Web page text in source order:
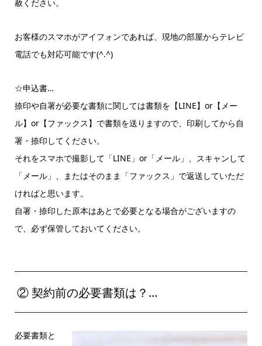
赦ください。
お客様のスマホがアイフォンであれば、現地の部屋からテレビ
電話でも対応可能です(^.^)
☆申込書…
捺印や自署が必要な書類に関しては書類を【LINE】or【メー
ル】or【ファックス】で書類を送りますので、印刷してから自
署・捺印してください。
それをスマホで撮影して「LINE」or「メール」、スキャンして
「メール」、またはそのまま「ファックス」で返送していただ
ければと思います。
自署・捺印した原本はあとで必要となる場合がございますの
で、必ず保管しておいてください。
② 契約前の必要書類は？…
必要書類と